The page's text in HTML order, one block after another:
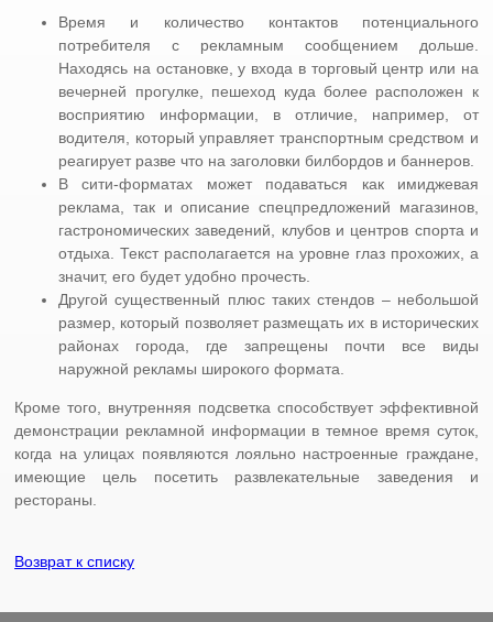
Время и количество контактов потенциального
потребителя с рекламным сообщением дольше.
Находясь на остановке, у входа в торговый центр или на
вечерней прогулке, пешеход куда более расположен к
восприятию информации, в отличие, например, от
водителя, который управляет транспортным средством и
реагирует разве что на заголовки билбордов и баннеров.
В сити-форматах может подаваться как имиджевая
реклама, так и описание спецпредложений магазинов,
гастрономических заведений, клубов и центров спорта и
отдыха. Текст располагается на уровне глаз прохожих, а
значит, его будет удобно прочесть.
Другой существенный плюс таких стендов – небольшой
размер, который позволяет размещать их в исторических
районах города, где запрещены почти все виды
наружной рекламы широкого формата.
Кроме того, внутренняя подсветка способствует эффективной
демонстрации рекламной информации в темное время суток,
когда на улицах появляются лояльно настроенные граждане,
имеющие цель посетить развлекательные заведения и
рестораны.
Возврат к списку